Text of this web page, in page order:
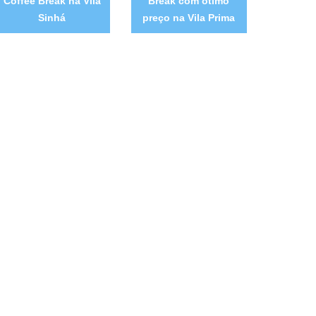
Sinhá
preço na Vila Prima